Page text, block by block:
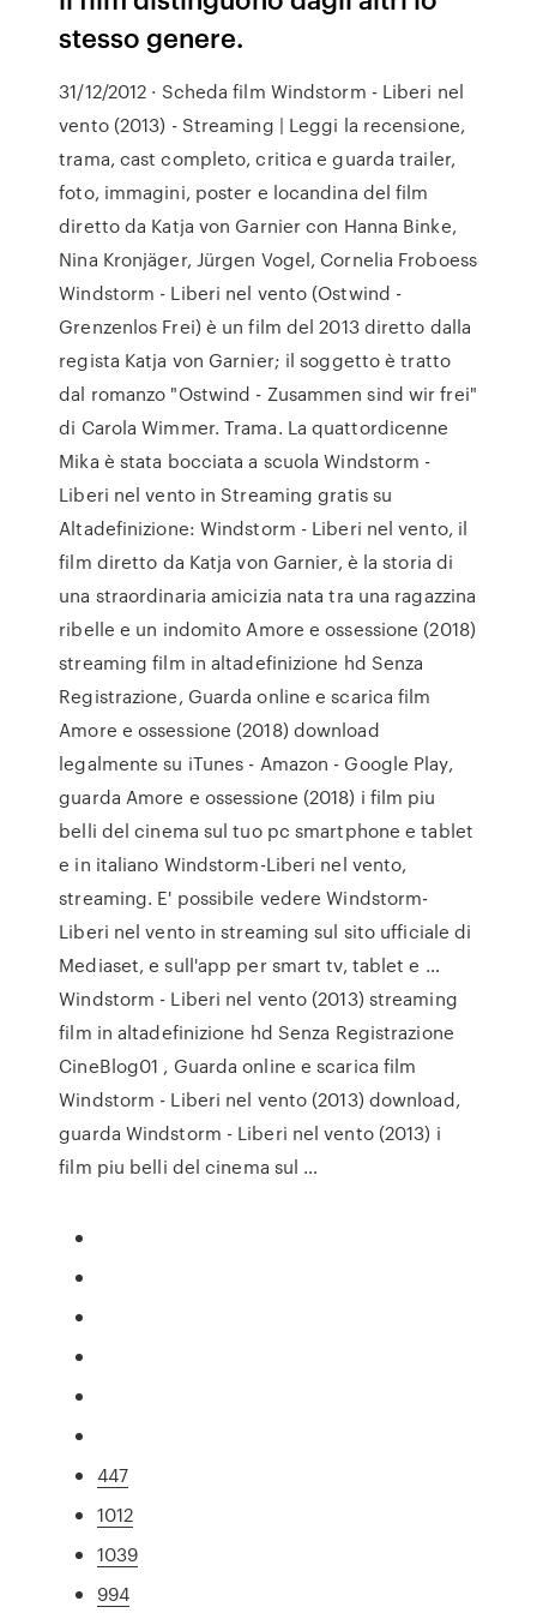
stesso genere.
31/12/2012 · Scheda film Windstorm - Liberi nel
vento (2013) - Streaming | Leggi la recensione,
trama, cast completo, critica e guarda trailer,
foto, immagini, poster e locandina del film
diretto da Katja von Garnier con Hanna Binke,
Nina Kronjäger, Jürgen Vogel, Cornelia Froboess
Windstorm - Liberi nel vento (Ostwind -
Grenzenlos Frei) è un film del 2013 diretto dalla
regista Katja von Garnier; il soggetto è tratto
dal romanzo "Ostwind - Zusammen sind wir frei"
di Carola Wimmer. Trama. La quattordicenne
Mika è stata bocciata a scuola Windstorm -
Liberi nel vento in Streaming gratis su
Altadefinizione: Windstorm - Liberi nel vento, il
film diretto da Katja von Garnier, è la storia di
una straordinaria amicizia nata tra una ragazzina
ribelle e un indomito Amore e ossessione (2018)
streaming film in altadefinizione hd Senza
Registrazione, Guarda online e scarica film
Amore e ossessione (2018) download
legalmente su iTunes - Amazon - Google Play,
guarda Amore e ossessione (2018) i film piu
belli del cinema sul tuo pc smartphone e tablet
e in italiano Windstorm-Liberi nel vento,
streaming. E' possibile vedere Windstorm-
Liberi nel vento in streaming sul sito ufficiale di
Mediaset, e sull'app per smart tv, tablet e …
Windstorm - Liberi nel vento (2013) streaming
film in altadefinizione hd Senza Registrazione
CineBlog01 , Guarda online e scarica film
Windstorm - Liberi nel vento (2013) download,
guarda Windstorm - Liberi nel vento (2013) i
film piu belli del cinema sul …
447
1012
1039
994